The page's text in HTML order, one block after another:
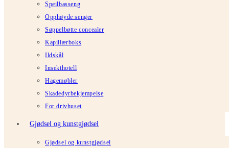
Speilbasseng
Opphøyde senger
Søppelbøtte concealer
Kapillærboks
Ildskål
Insekthotell
Hagemøbler
Skadedyrbekjempelse
For drivhuset
Gjødsel og kunstgjødsel
Gjødsel og kunstgjødsel